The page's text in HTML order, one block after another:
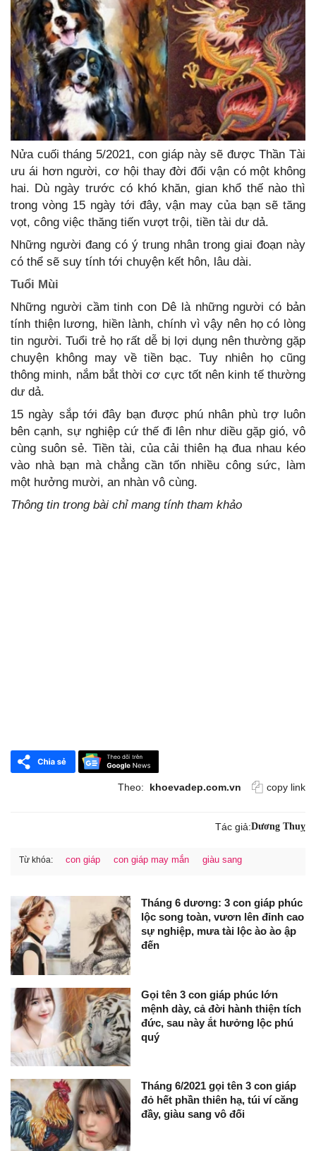
Nửa cuối tháng 5/2021, con giáp này sẽ được Thần Tài
ưu ái hơn người, cơ hội thay đời đổi vận có một không
hai. Dù ngày trước có khó khăn, gian khổ thế nào thì
trong vòng 15 ngày tới đây, vận may của bạn sẽ tăng
vọt, công việc thăng tiến vượt trội, tiền tài dư dả.
Những người đang có ý trung nhân trong giai đoạn này
có thể sẽ suy tính tới chuyện kết hôn, lâu dài.
Tuổi Mùi
Những người cầm tinh con Dê là những người có bản
tính thiện lương, hiền lành, chính vì vậy nên họ có lòng
tin người. Tuổi trẻ họ rất dễ bị lợi dụng nên thường gặp
chuyện không may về tiền bạc. Tuy nhiên họ cũng
thông minh, nắm bắt thời cơ cực tốt nên kinh tế thường
dư dả.
15 ngày sắp tới đây bạn được phú nhân phù trợ luôn
bên cạnh, sự nghiệp cứ thế đi lên như diều gặp gió, vô
cùng suôn sẻ. Tiền tài, của cải thiên hạ đua nhau kéo
vào nhà bạn mà chẳng cần tốn nhiều công sức, làm
một hưởng mười, an nhàn vô cùng.
Thông tin trong bài chỉ mang tính tham khảo
Theo: khoevadep.com.vn copy link
Tác giả:Dương Thuỵ
Từ khóa: con giáp con giáp may mắn giàu sang
Tháng 6 dương: 3 con giáp phúc
lộc song toàn, vươn lên đỉnh cao
sự nghiệp, mưa tài lộc ào ào ập
đến
Gọi tên 3 con giáp phúc lớn
mệnh dày, cả đời hành thiện tích
đức, sau này ắt hưởng lộc phú
quý
Tháng 6/2021 gọi tên 3 con giáp
đỏ hết phần thiên hạ, túi ví căng
đầy, giàu sang vô đối